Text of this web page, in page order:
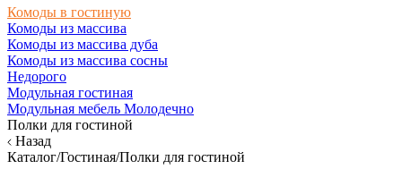
Комоды в гостиную
Комоды из массива
Комоды из массива дуба
Комоды из массива сосны
Недорого
Модульная гостиная
Модульная мебель Молодечно
Полки для гостиной
Назад
Каталог/Гостиная/Полки для гостиной